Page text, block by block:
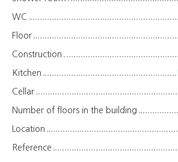
WC
Floor
Construction
Kitchen
Cellar
Number of floors in the building
Location
Reference